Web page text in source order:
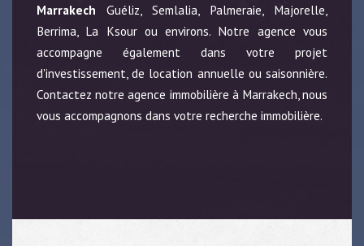
Marrakech Guéliz, Semlalia, Palmeraie, Majorelle,
Berrima, La Ksour ou environs. Notre agence vous
accompagne également dans votre projet
d'investissement, de location annuelle ou saisonnière.
Contactez notre agence immobilière à Marrakech, nous
vous accompagnons dans votre recherche immobilière.